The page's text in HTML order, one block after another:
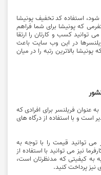
استفاده کد تخفیف پونیشا
که پونیشا برای شما فراهم
کسب و کارتان را ارتقا
در این وب سایت باعث
بالاترین رتبه را در میان
عنوان فریلنسر برای افرادی که
است و با استفاده از درگاه های
می توانید قیمت را با توجه به
نیز می توانید با استفاده از
به کیفیتی که مدنظرتان است،
نیز پرداخت کنید.